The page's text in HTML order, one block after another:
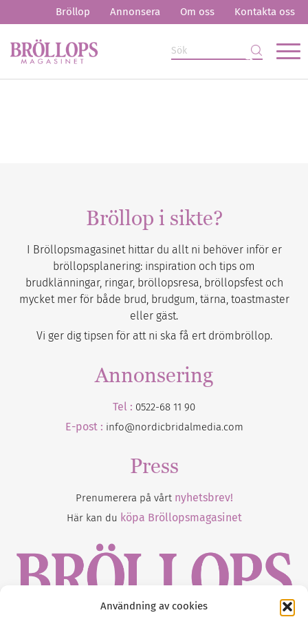
Användning av cookies
Bröllop Annonsera Om oss Kontakta oss
Bröllop i sikte?
I Bröllopsmagasinet hittar du allt ni behöver inför er
bröllopsplanering: inspiration och tips om
brudklänningar, ringar, bröllopsresa, bröllopsfest och
mycket mer för både brud, brudgum, tärna, toastmaster
eller gäst.
Vi ger dig tipsen för att ni ska få ert drömbröllop.
Annonsering
Tel : 0522-68 11 90
E-post : info@nordicbridalmedia.com
Press
Prenumerera på vårt nyhetsbrev!
Här kan du köpa Bröllopsmagasinet